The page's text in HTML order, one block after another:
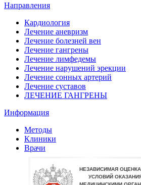
Направления
Кардиология
Лечение аневризм
Лечение болезней вен
Лечение гангрены
Лечение лимфедемы
Лечение нарушений эрекции
Лечение сонных артерий
Лечение суставов
ЛЕЧЕНИЕ ГАНГРЕНЫ
Информация
Методы
Клиники
Врачи